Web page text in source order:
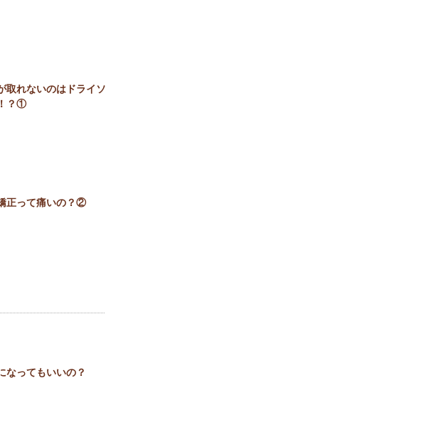
取れないのはドライソ
？①
正って痛いの？②
なってもいいの？